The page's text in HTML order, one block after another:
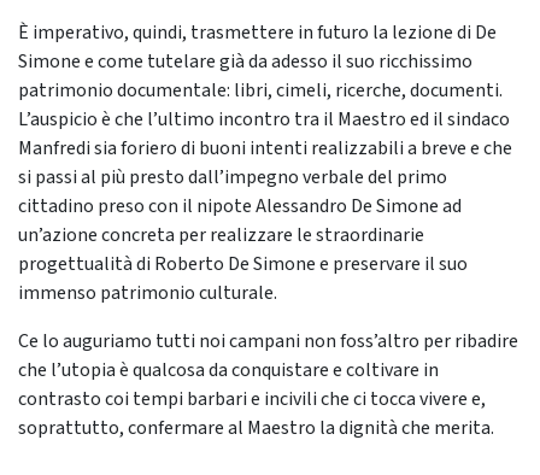
È imperativo, quindi, trasmettere in futuro la lezione di De
Simone e come tutelare già da adesso il suo ricchissimo
patrimonio documentale: libri, cimeli, ricerche, documenti.
L’auspicio è che l’ultimo incontro tra il Maestro ed il sindaco
Manfredi sia foriero di buoni intenti realizzabili a breve e che
si passi al più presto dall’impegno verbale del primo
cittadino preso con il nipote Alessandro De Simone ad
un’azione concreta per realizzare le straordinarie
progettualità di Roberto De Simone e preservare il suo
immenso patrimonio culturale.
Ce lo auguriamo tutti noi campani non foss’altro per ribadire
che l’utopia è qualcosa da conquistare e coltivare in
contrasto coi tempi barbari e incivili che ci tocca vivere e,
soprattutto, confermare al Maestro la dignità che merita.